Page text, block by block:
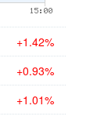
+1.42%
+0.93%
+1.01%